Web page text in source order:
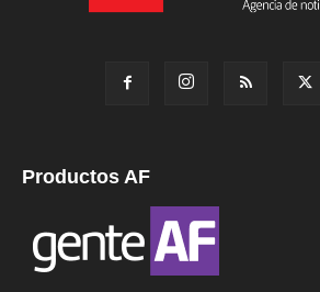
Productos AF